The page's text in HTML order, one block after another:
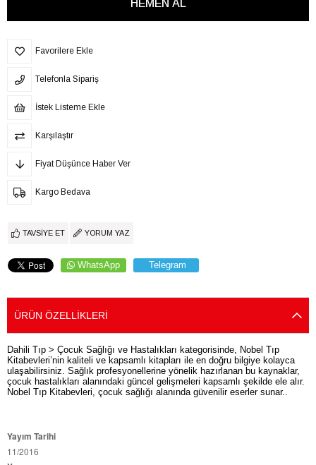
Favorilere Ekle
Telefonla Sipariş
İstek Listeme Ekle
Karşılaştır
Fiyat Düşünce Haber Ver
Kargo Bedava
TAVSIYE ET YORUM YAZ
WhatsApp Telegram
ÜRÜN ÖZELLIKLERI
Dahili Tıp > Çocuk Sağlığı ve Hastalıkları kategorisinde, Nobel Tıp
Kitabevleri’nin kaliteli ve kapsamlı kitapları ile en doğru bilgiye kolayca
ulaşabilirsiniz. Sağlık profesyonellerine yönelik hazırlanan bu kaynaklar,
çocuk hastalıkları alanındaki güncel gelişmeleri kapsamlı şekilde ele alır.
Nobel Tıp Kitabevleri, çocuk sağlığı alanında güvenilir eserler sunar..
Yayım Tarihi
11/2016